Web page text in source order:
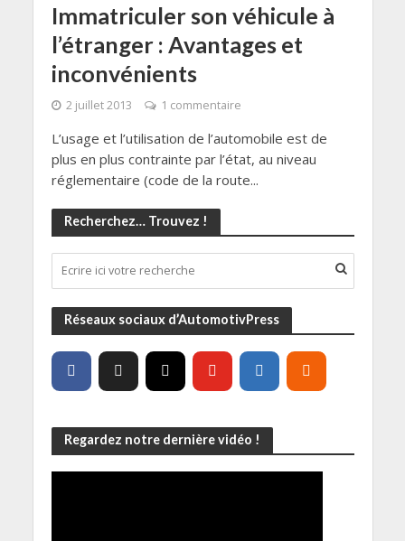
Immatriculer son véhicule à
l’étranger : Avantages et
inconvénients
2 juillet 2013 1 commentaire
L’usage et l’utilisation de l’automobile est de
plus en plus contrainte par l’état, au niveau
réglementaire (code de la route...
Recherchez… Trouvez !
Réseaux sociaux d’AutomotivPress
Regardez notre dernière vidéo !